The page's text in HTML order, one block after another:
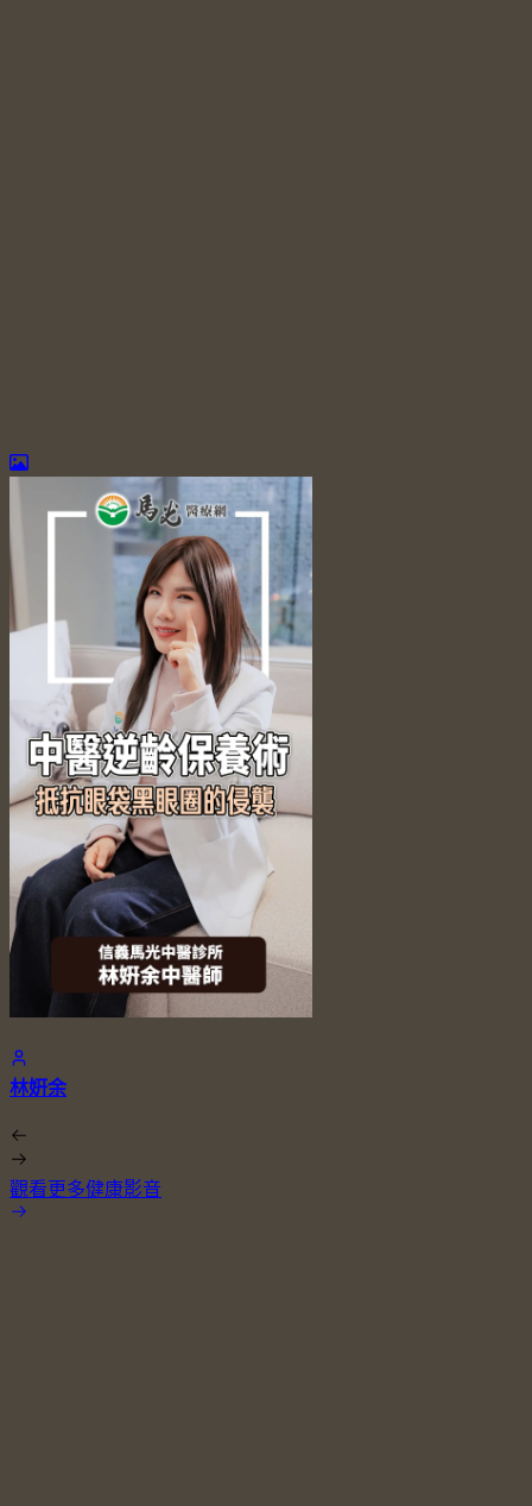
林姸余
觀看更多健康影音